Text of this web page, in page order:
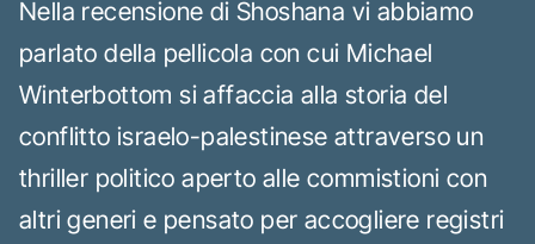
Nella recensione di Shoshana vi abbiamo
parlato della pellicola con cui Michael
Winterbottom si affaccia alla storia del
conflitto israelo-palestinese attraverso un
thriller politico aperto alle commistioni con
altri generi e pensato per accogliere registri